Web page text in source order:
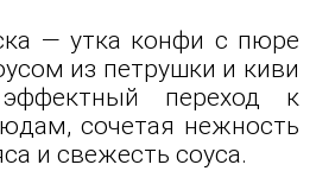
— утка конфи с пюре
из петрушки и киви
переход к
сочетая нежность
и свежесть соуса.